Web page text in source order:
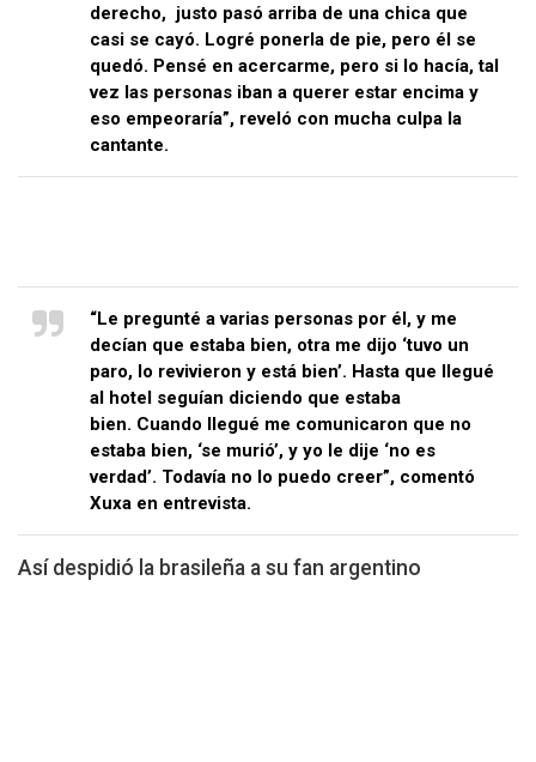
derecho, justo pasó arriba de una chica que
casi se cayó. Logré ponerla de pie, pero él se
quedó. Pensé en acercarme, pero si lo hacía, tal
vez las personas iban a querer estar encima y
eso empeoraría”, reveló con mucha culpa la
cantante.
“Le pregunté a varias personas por él, y me
decían que estaba bien, otra me dijo ‘tuvo un
paro, lo revivieron y está bien’. Hasta que llegué
al hotel seguían diciendo que estaba
bien. Cuando llegué me comunicaron que no
estaba bien, ‘se murió’, y yo le dije ‘no es
verdad’. Todavía no lo puedo creer”, comentó
Xuxa en entrevista.
Así despidió la brasileña a su fan argentino